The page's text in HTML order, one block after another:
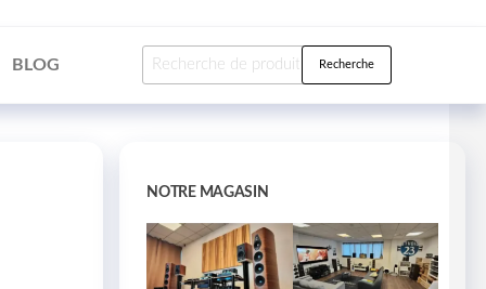
BLOG Recherche
NOTRE MAGASIN